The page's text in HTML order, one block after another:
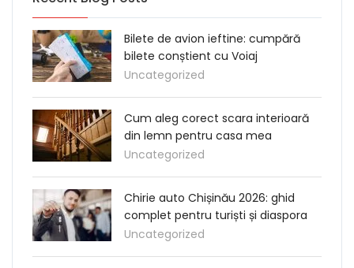
Bilete de avion ieftine: cumpără
bilete conștient cu Voiaj
Uncategorized
Cum aleg corect scara interioară
din lemn pentru casa mea
Uncategorized
Chirie auto Chișinău 2026: ghid
complet pentru turiști și diaspora
Uncategorized